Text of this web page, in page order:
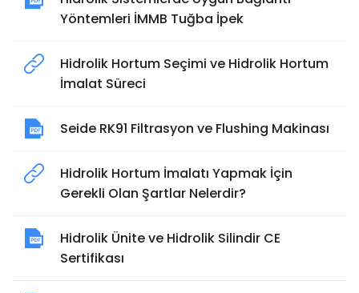
Yöntemleri İMMB Tuğba İpek
Hidrolik Hortum Seçimi ve Hidrolik Hortum
İmalat Süreci
Seide RK91 Filtrasyon ve Flushing Makinası
Hidrolik Hortum İmalatı Yapmak İçin
Gerekli Olan Şartlar Nelerdir?
Hidrolik Ünite ve Hidrolik Silindir CE
Sertifikası